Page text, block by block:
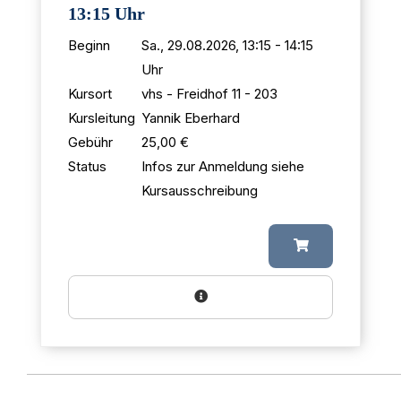
13:15 Uhr
Beginn
Sa., 29.08.2026, 13:15 - 14:15
Uhr
Kursort
vhs - Freidhof 11 - 203
Kursleitung Yannik Eberhard
Gebühr
25,00 €
Status
Infos zur Anmeldung siehe
Kursausschreibung